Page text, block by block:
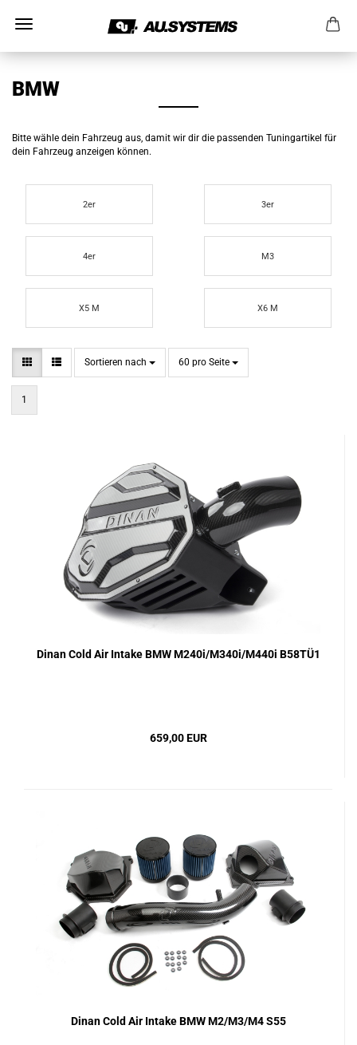
BMW
Bitte wähle dein Fahrzeug aus, damit wir dir die passenden Tuningartikel für
dein Fahrzeug anzeigen können.
2er 3er
4er M3
X5 M X6 M
Sortieren nach
Sortieren nach 60 pro Seite
pro Seite
1
Dinan Cold Air Intake BMW M240i/M340i/M440i B58TÜ1
659,00 EUR
Dinan Cold Air Intake BMW M2/M3/M4 S55